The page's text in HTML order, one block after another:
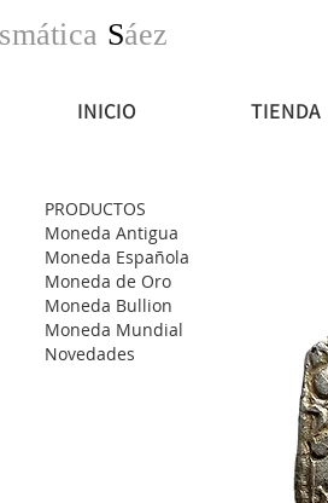
Sáez
INICIO TIENDA
PRODUCTOS
Moneda Antigua
Moneda Española
Moneda de Oro
Moneda Bullion
Moneda Mundial
Novedades